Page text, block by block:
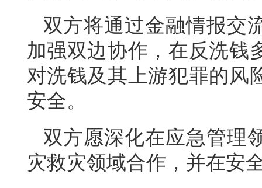
双方将通过金融情报交
加强双边协作，在反洗钱
对洗钱及其上游犯罪的风
安全。
双方愿深化在应急管理
灾救灾领域合作，并在安